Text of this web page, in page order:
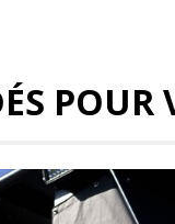
POUR